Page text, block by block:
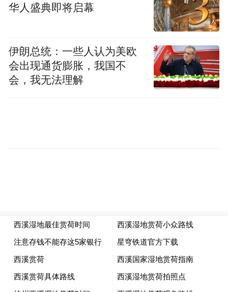
红”这句诗具象化了，可在龙舌嘴码头搭乘电
瓶船赏荷线直达。今年精心布置的美陈装
置，轻纱帷幔随风轻扬，搭配定时开启的雾
森系统，水雾缭绕莲影婆娑，恍若水上仙
苑。在亲水栈道中漫步，进入荷塘深处，可
华人盛典即将启幕
伊朗总统：一些人认为美欧
会出现通货膨胀，我国不
会，我无法理解